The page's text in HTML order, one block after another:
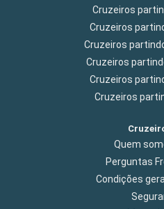
Cruzeiros
Cruzeiros
Cruzeiros
Cruzeiros
Cruzeiros
Cruzeiros
Quem
Perguntas
Condições